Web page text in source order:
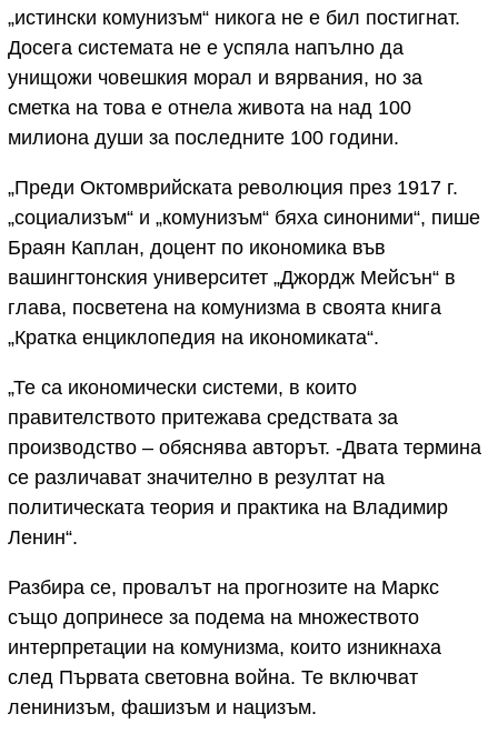
„истински комунизъм“ никога не е бил постигнат.
Досега системата не е успяла напълно да
унищожи човешкия морал и вярвания, но за
сметка на това е отнела живота на над 100
милиона души за последните 100 години.
„Преди Октомврийската революция през 1917 г.
„социализъм“ и „комунизъм“ бяха синоними“, пише
Браян Каплан, доцент по икономика във
вашингтонския университет „Джордж Мейсън“ в
глава, посветена на комунизма в своята книга
„Кратка енциклопедия на икономиката“.
„Те са икономически системи, в които
правителството притежава средствата за
производство – обяснява авторът. -Двата термина
се различават значително в резултат на
политическата теория и практика на Владимир
Ленин“.
Разбира се, провалът на прогнозите на Маркс
също допринесе за подема на множеството
интерпретации на комунизма, които изникнаха
след Първата световна война. Те включват
ленинизъм, фашизъм и нацизъм.